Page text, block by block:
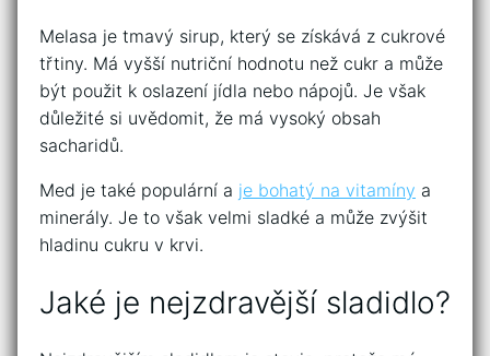
Melasa je tmavý sirup, který se získává z cukrové
třtiny. Má vyšší nutriční hodnotu než cukr a může
být použit k oslazení jídla nebo nápojů. Je však
důležité si uvědomit, že má vysoký obsah
sacharidů.
Med je také populární a je bohatý na vitamíny a
minerály. Je to však velmi sladké a může zvýšit
hladinu cukru v krvi.
Jaké je nejzdravější sladidlo?